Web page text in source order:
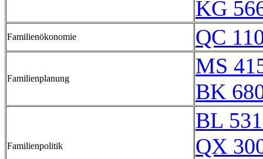
KG
Familienökonomie QC
Familienplanung
MS
BK
Familienpolitik
BL
QX